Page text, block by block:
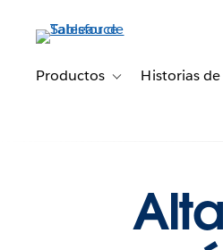
principalProductos Toggle sub-
Historias